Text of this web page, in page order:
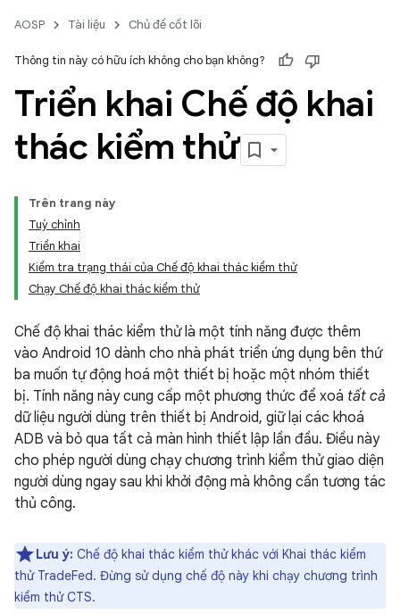
AOSP Tài liệu Chủ đề cốt lõi
Thông tin này có hữu ích không cho bạn không?
Triển khai Chế độ khai
thác kiểm thử
Trên trang này
Tuỳ chỉnh
Triển khai
Kiểm tra trạng thái của Chế độ khai thác kiểm thử
Chạy Chế độ khai thác kiểm thử
Chế độ khai thác kiểm thử là một tính năng được thêm
vào Android 10 dành cho nhà phát triển ứng dụng bên thứ
ba muốn tự động hoá một thiết bị hoặc một nhóm thiết
bị. Tính năng này cung cấp một phương thức để xoá tất cả
dữ liệu người dùng trên thiết bị Android, giữ lại các khoá
ADB và bỏ qua tất cả màn hình thiết lập lần đầu. Điều này
cho phép người dùng chạy chương trình kiểm thử giao diện
người dùng ngay sau khi khởi động mà không cần tương tác
thủ công.
Lưu ý: Chế độ khai thác kiểm thử khác với Khai thác kiểm
thử TradeFed. Đừng sử dụng chế độ này khi chạy chương trình
kiểm thử CTS.